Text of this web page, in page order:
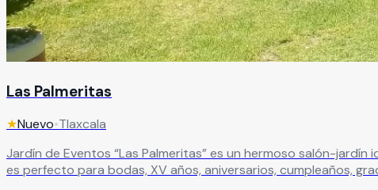
Las Palmeritas
★Nuevo•Tlaxcala
Jardín de Eventos “Las Palmeritas” es un hermoso salón-jardín
es perfecto para bodas, XV años, aniversarios, cumpleaños,